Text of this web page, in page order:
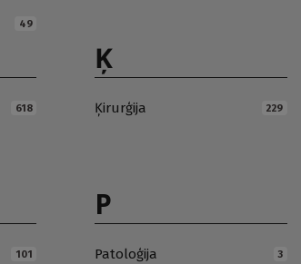
49
618
Ķ
Ķirurģija 229
101
P
Patoloģija 3